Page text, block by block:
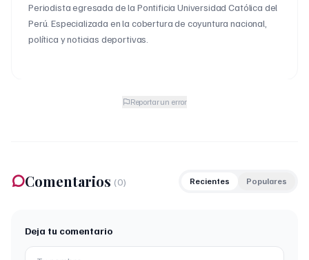
Periodista egresada de la Pontificia Universidad Católica del
Perú. Especializada en la cobertura de coyuntura nacional,
política y noticias deportivas.
Reportar un error
Comentarios (0) Recientes Populares
Deja tu comentario